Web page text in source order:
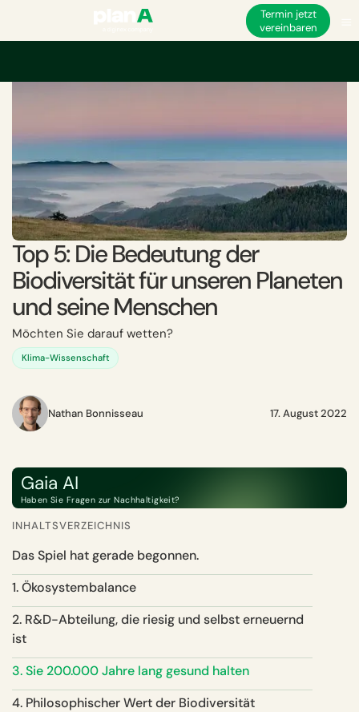
Termin jetzt
vereinbaren
Top 5: Die Bedeutung der
Biodiversität für unseren Planeten
und seine Menschen
Möchten Sie darauf wetten?
Klima-Wissenschaft
Nathan Bonnisseau 17. August 2022
Gaia AI
Haben Sie Fragen zur Nachhaltigkeit?
INHALTSVERZEICHNIS
Das Spiel hat gerade begonnen.
1. Ökosystembalance
2. R&D-Abteilung, die riesig und selbst erneuernd
ist
3. Sie 200.000 Jahre lang gesund halten
4. Philosophischer Wert der Biodiversität